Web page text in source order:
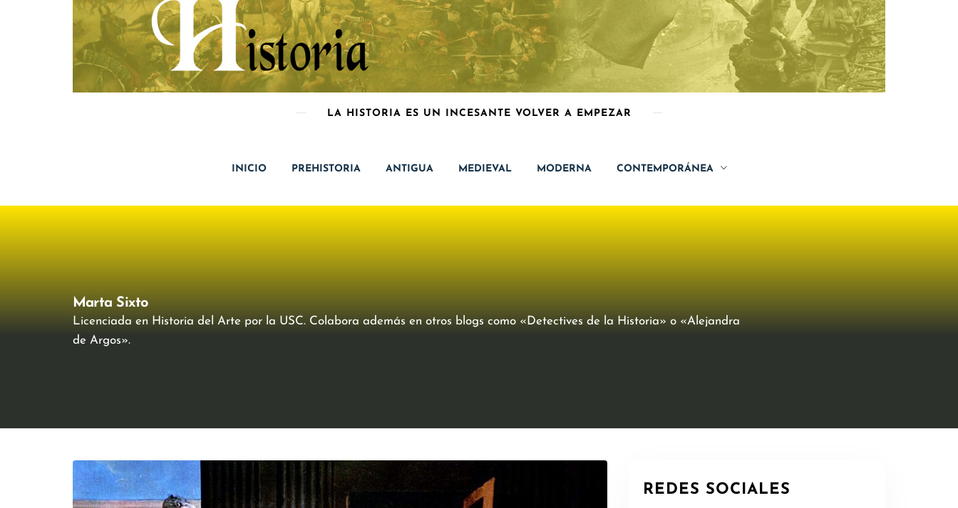
LA HISTORIA ES UN INCESANTE VOLVER A EMPEZAR
INICIO PREHISTORIA ANTIGUA MEDIEVAL MODERNA CONTEMPORÁNEA
Marta Sixto
Licenciada en Historia del Arte por la USC. Colabora además en otros blogs como «Detectives de la Historia» o «Alejandra
de Argos».
REDES SOCIALES